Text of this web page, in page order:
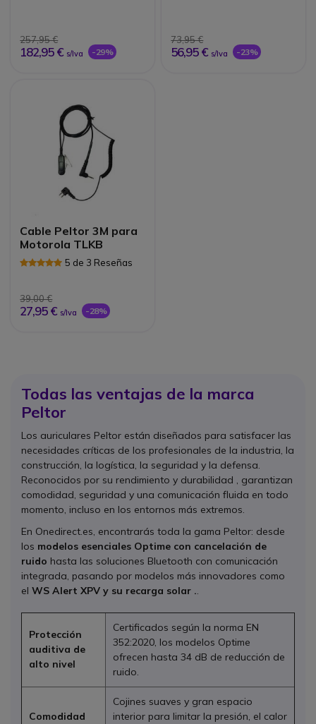
257,95 €
182,95 € s/Iva -29%
73,95 €
56,95 € s/Iva -23%
Cable Peltor 3M para
Motorola TLKB
5 de 3 Reseñas
39,00 €
27,95 € s/Iva -28%
Todas las ventajas de la marca
Peltor
Los auriculares Peltor están diseñados para satisfacer las
necesidades críticas de los profesionales de la industria, la
construcción, la logística, la seguridad y la defensa.
Reconocidos por su rendimiento y durabilidad , garantizan
comodidad, seguridad y una comunicación fluida en todo
momento, incluso en los entornos más extremos.
En Onedirect.es, encontrarás toda la gama Peltor: desde
los modelos esenciales Optime con cancelación de
ruido hasta las soluciones Bluetooth con comunicación
integrada, pasando por modelos más innovadores como
el WS Alert XPV y su recarga solar ..
Protección
auditiva de
alto nivel
Certificados según la norma EN
352:2020, los modelos Optime
ofrecen hasta 34 dB de reducción de
ruido.
Comodidad
Cojines suaves y gran espacio
interior para limitar la presión, el calor